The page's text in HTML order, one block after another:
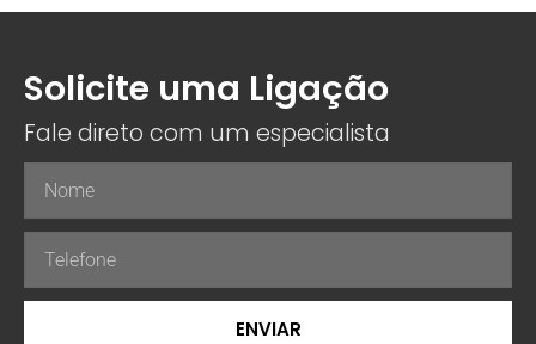
Solicite uma Ligação
Fale direto com um especialista
ENVIAR